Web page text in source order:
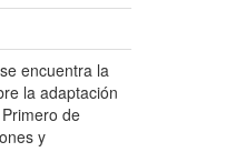
encuentra la
la adaptación
de
y